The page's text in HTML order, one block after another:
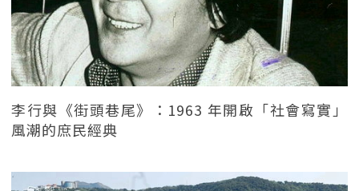
李行與《街頭巷尾》：1963 年開啟「社會寫實」
風潮的庶民經典